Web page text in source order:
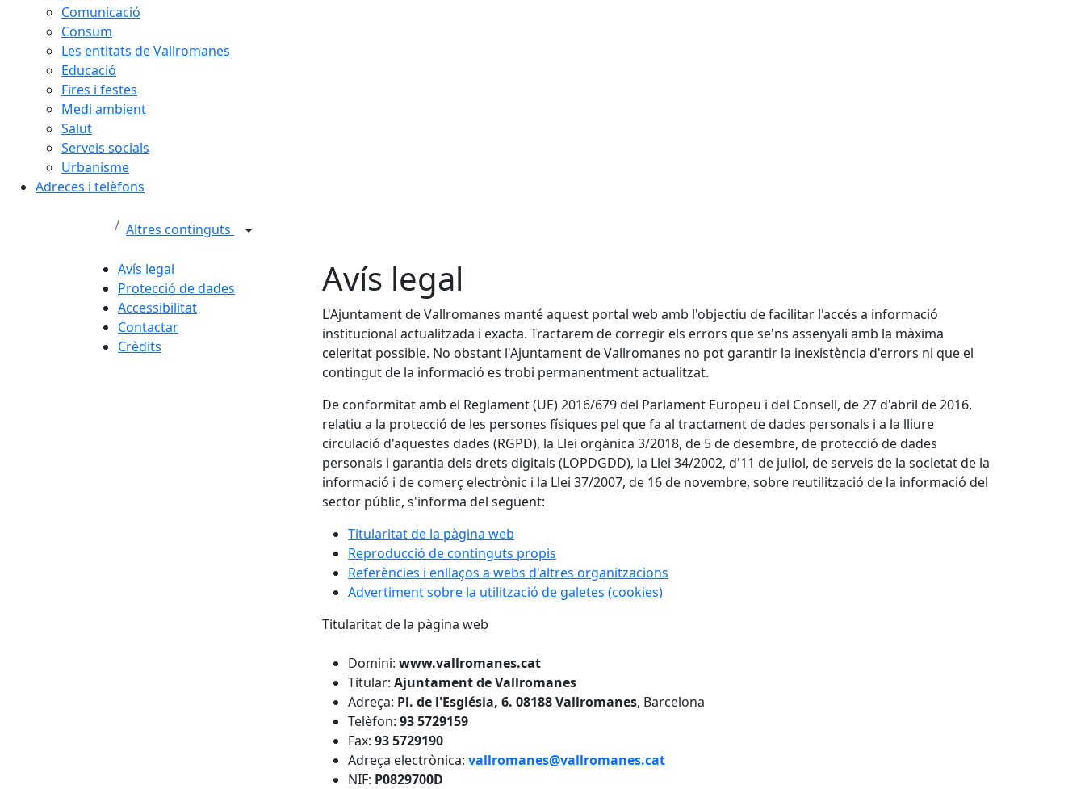
Comunicació
Consum
Les entitats de Vallromanes
Educació
Fires i festes
Medi ambient
Salut
Serveis socials
Urbanisme
Adreces i telèfons
Altres continguts
Avís legal
Protecció de dades
Accessibilitat
Contactar
Crèdits
Avís legal
L'Ajuntament de Vallromanes manté aquest portal web amb l'objectiu de facilitar l'accés a informació
institucional actualitzada i exacta. Tractarem de corregir els errors que se'ns assenyali amb la màxima
celeritat possible. No obstant l'Ajuntament de Vallromanes no pot garantir la inexistència d'errors ni que el
contingut de la informació es trobi permanentment actualitzat.
De conformitat amb el Reglament (UE) 2016/679 del Parlament Europeu i del Consell, de 27 d'abril de 2016,
relatiu a la protecció de les persones físiques pel que fa al tractament de dades personals i a la lliure
circulació d'aquestes dades (RGPD), la Llei orgànica 3/2018, de 5 de desembre, de protecció de dades
personals i garantia dels drets digitals (LOPDGDD), la Llei 34/2002, d'11 de juliol, de serveis de la societat de la
informació i de comerç electrònic i la Llei 37/2007, de 16 de novembre, sobre reutilització de la informació del
sector públic, s'informa del següent:
Titularitat de la pàgina web
Reproducció de continguts propis
Referències i enllaços a webs d'altres organitzacions
Advertiment sobre la utilització de galetes (cookies)
Titularitat de la pàgina web
Domini: www.vallromanes.cat
Titular: Ajuntament de Vallromanes
Adreça: Pl. de l'Església, 6. 08188 Vallromanes, Barcelona
Telèfon: 93 5729159
Fax: 93 5729190
Adreça electrònica: vallromanes@vallromanes.cat
NIF: P0829700D